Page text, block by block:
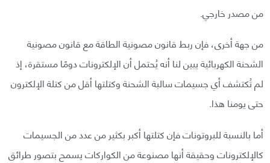
من مصدر خارجي.
من جهة أخرى، فإن ربط قانون مصونية الطاقة مع قانون مصونية
الشحنة الكهربائية يبين لنا أنه يُحتمل أن الإلكترونات دومًا مستقرة، إذ
لم تُكتشف أي جسيمات سالبة الشحنة وكتلتها أقل من كتلة الإلكترون
حتى يومنا هذا.
أما بالنسبة للبروتونات فإن كتلتها أكبر بكثير من عدد من الجسيمات
كالإلكترونات وحقيقة أنها مصنوعة من الكواركات يسمح بتصور طرائق